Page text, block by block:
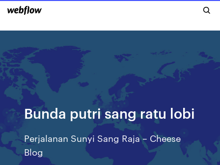
Bunda putri sang ratu lobi
Perjalanan Sunyi Sang Raja – Cheese
Blog